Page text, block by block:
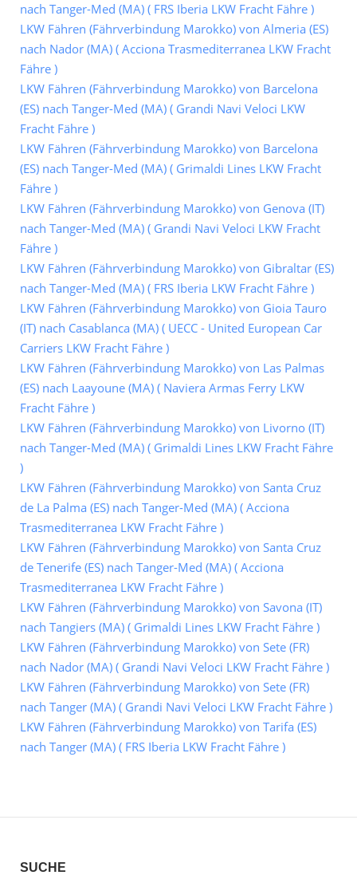
nach Tanger-Med (MA) ( FRS Iberia LKW Fracht Fähre )
LKW Fähren (Fährverbindung Marokko) von Almeria (ES)
nach Nador (MA) ( Acciona Trasmediterranea LKW Fracht
Fähre )
LKW Fähren (Fährverbindung Marokko) von Barcelona
(ES) nach Tanger-Med (MA) ( Grandi Navi Veloci LKW
Fracht Fähre )
LKW Fähren (Fährverbindung Marokko) von Barcelona
(ES) nach Tanger-Med (MA) ( Grimaldi Lines LKW Fracht
Fähre )
LKW Fähren (Fährverbindung Marokko) von Genova (IT)
nach Tanger-Med (MA) ( Grandi Navi Veloci LKW Fracht
Fähre )
LKW Fähren (Fährverbindung Marokko) von Gibraltar (ES)
nach Tanger-Med (MA) ( FRS Iberia LKW Fracht Fähre )
LKW Fähren (Fährverbindung Marokko) von Gioia Tauro
(IT) nach Casablanca (MA) ( UECC - United European Car
Carriers LKW Fracht Fähre )
LKW Fähren (Fährverbindung Marokko) von Las Palmas
(ES) nach Laayoune (MA) ( Naviera Armas Ferry LKW
Fracht Fähre )
LKW Fähren (Fährverbindung Marokko) von Livorno (IT)
nach Tanger-Med (MA) ( Grimaldi Lines LKW Fracht Fähre
)
LKW Fähren (Fährverbindung Marokko) von Santa Cruz
de La Palma (ES) nach Tanger-Med (MA) ( Acciona
Trasmediterranea LKW Fracht Fähre )
LKW Fähren (Fährverbindung Marokko) von Santa Cruz
de Tenerife (ES) nach Tanger-Med (MA) ( Acciona
Trasmediterranea LKW Fracht Fähre )
LKW Fähren (Fährverbindung Marokko) von Savona (IT)
nach Tangiers (MA) ( Grimaldi Lines LKW Fracht Fähre )
LKW Fähren (Fährverbindung Marokko) von Sete (FR)
nach Nador (MA) ( Grandi Navi Veloci LKW Fracht Fähre )
LKW Fähren (Fährverbindung Marokko) von Sete (FR)
nach Tanger (MA) ( Grandi Navi Veloci LKW Fracht Fähre )
LKW Fähren (Fährverbindung Marokko) von Tarifa (ES)
nach Tanger (MA) ( FRS Iberia LKW Fracht Fähre )
SUCHE